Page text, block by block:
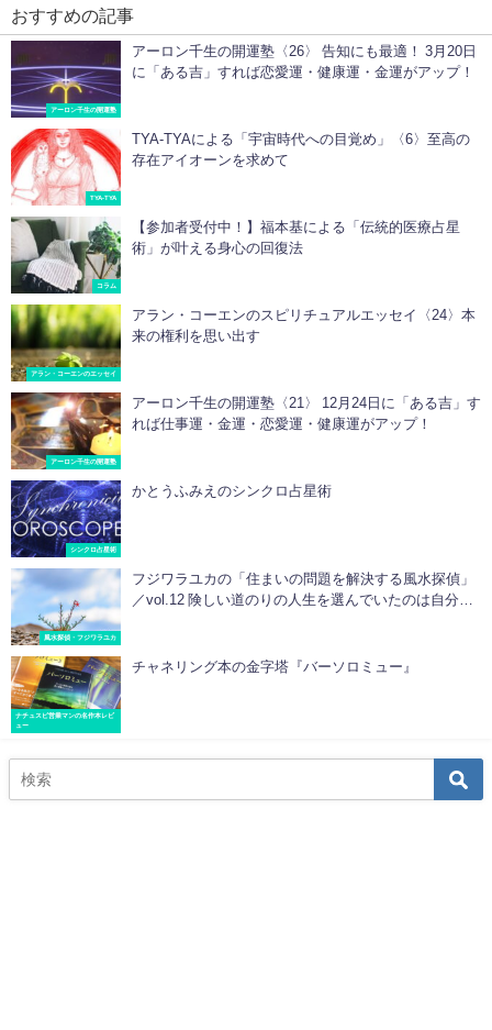
おすすめの記事
アーロン千生の開運塾
アーロン千生の開運塾〈26〉 告知にも最適！ 3月20日
に「ある吉」すれば恋愛運・健康運・金運がアップ！
TYA-TYA
TYA-TYAによる「宇宙時代への目覚め」〈6〉至高の
存在アイオーンを求めて
コラム
【参加者受付中！】福本基による「伝統的医療占星
術」が叶える身心の回復法
アラン・コーエンのエッセイ
アラン・コーエンのスピリチュアルエッセイ〈24〉本
来の権利を思い出す
アーロン千生の開運塾
アーロン千生の開運塾〈21〉 12月24日に「ある吉」す
れば仕事運・金運・恋愛運・健康運がアップ！
シンクロ占星術
かとうふみえのシンクロ占星術
風水探偵・フジワラユカ
フジワラユカの「住まいの問題を解決する風水探偵」
／vol.12 険しい道のりの人生を選んでいたのは自分だ
ナチュスピ営業マンの名作本レビ
ュー
チャネリング本の金字塔『バーソロミュー』